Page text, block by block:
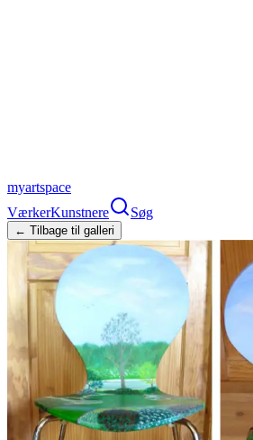
myartspace
VærkerKunstnere Søg
← Tilbage til galleri